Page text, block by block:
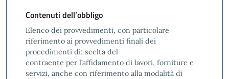
Contenuti dell’obbligo
Elenco dei provvedimenti, con particolare
riferimento ai provvedimenti finali dei
procedimenti di: scelta del
contraente per l’affidamento di lavori, forniture e
servizi, anche con riferimento alla modalità di